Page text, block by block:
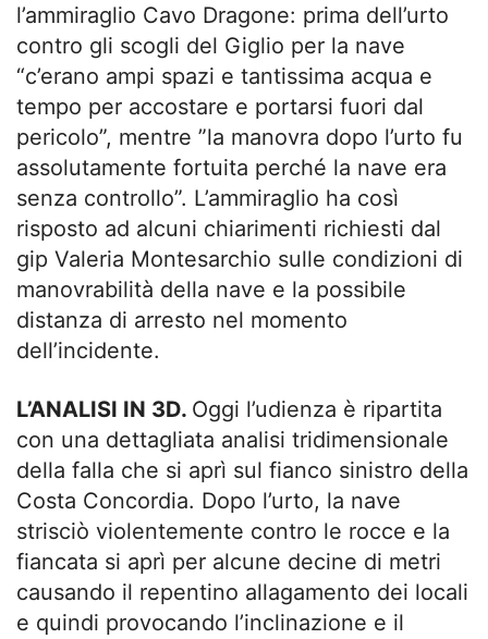
l’ammiraglio Cavo Dragone: prima dell’urto
contro gli scogli del Giglio per la nave
“c’erano ampi spazi e tantissima acqua e
tempo per accostare e portarsi fuori dal
pericolo”, mentre ”la manovra dopo l’urto fu
assolutamente fortuita perché la nave era
senza controllo”. L’ammiraglio ha così
risposto ad alcuni chiarimenti richiesti dal
gip Valeria Montesarchio sulle condizioni di
manovrabilità della nave e la possibile
distanza di arresto nel momento
dell’incidente.
L’ANALISI IN 3D. Oggi l’udienza è ripartita
con una dettagliata analisi tridimensionale
della falla che si aprì sul fianco sinistro della
Costa Concordia. Dopo l’urto, la nave
strisciò violentemente contro le rocce e la
fiancata si aprì per alcune decine di metri
causando il repentino allagamento dei locali
e quindi provocando l’inclinazione e il